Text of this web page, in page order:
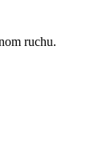
za poplatok
1
ruchu.